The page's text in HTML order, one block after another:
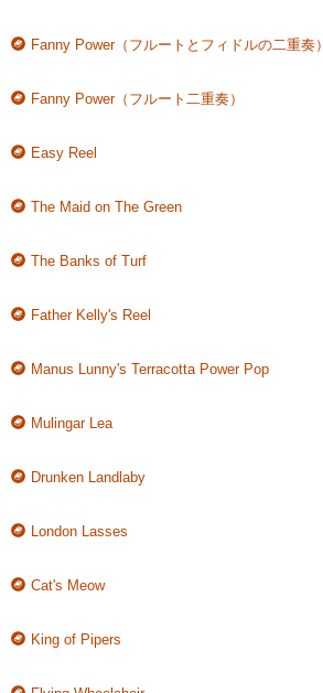
Fanny Power（フルートとフィドルの二重奏）
Fanny Power（フルート二重奏）
Easy Reel
The Maid on The Green
The Banks of Turf
Father Kelly's Reel
Manus Lunny's Terracotta Power Pop
Mulingar Lea
Drunken Landlaby
London Lasses
Cat's Meow
King of Pipers